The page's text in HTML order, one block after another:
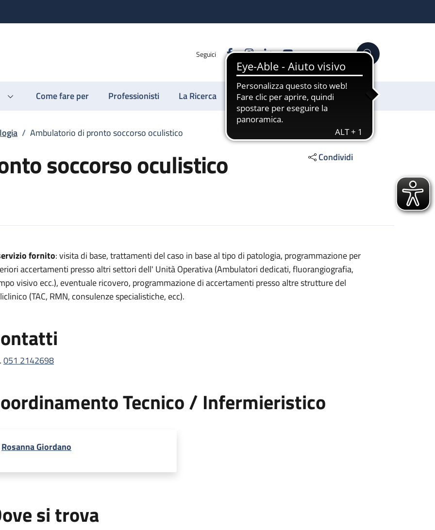
Seguici FacebookInstagram
LinkedinYouTube Cerca
Come fare per Professionisti La Ricerca Sostienici
/ Ambulatorio di pronto soccorso oculistico
soccorso oculistico Condividi
oculistico
oculistico
pronto soccorso oculistico
oculistico
soccorso oculistico
fornito: visita di base, trattamenti del caso in base al tipo di patologia, programmazione per
accertamenti presso altri settori dell' Unità Operativa (Ambulatori dedicati, fluorangiografia,
visivo ecc.), eventuale ricovero, programmazione di accertamenti presso altre strutture del
(TAC, RMN, consulenze specialistiche, ecc).
051 2142698
Tecnico / Infermieristico
Rosanna Giordano
si trova